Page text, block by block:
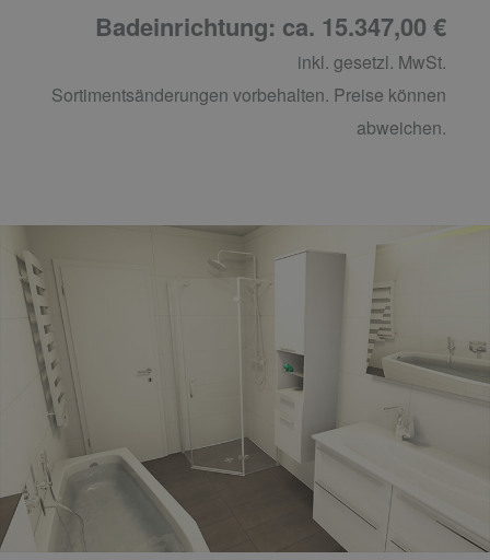
Badeinrichtung: ca. 15.347,00 €
inkl. gesetzl. MwSt.
Sortimentsänderungen vorbehalten. Preise können
abweichen.